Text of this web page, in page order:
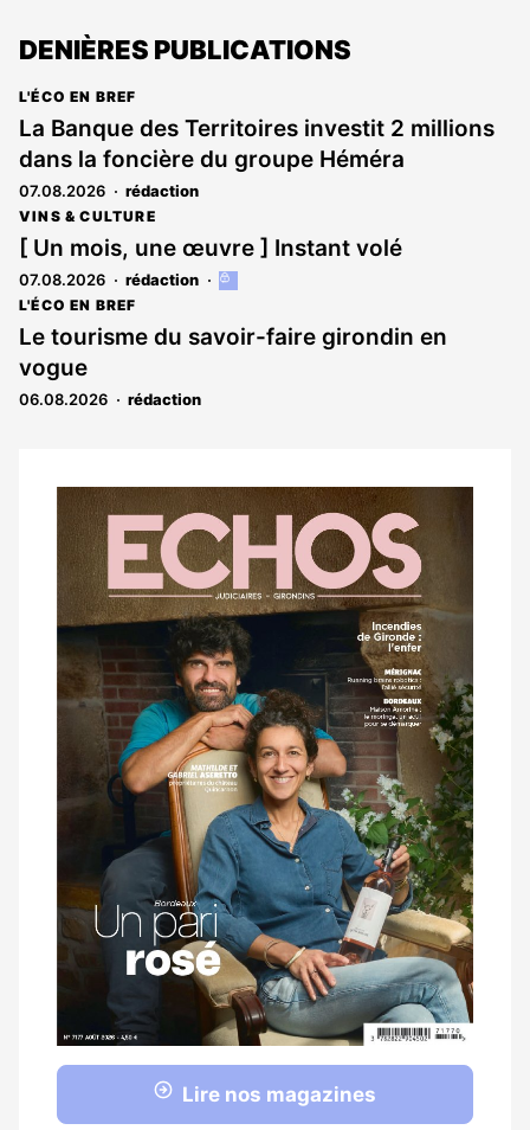
DENIÈRES PUBLICATIONS
L'ÉCO EN BREF
La Banque des Territoires investit 2 millions
dans la foncière du groupe Héméra
07.08.2026 rédaction
VINS & CULTURE
[ Un mois, une œuvre ] Instant volé
07.08.2026 rédaction
Cet
réservé
L'ÉCO EN BREF
Le tourisme du savoir-faire girondin en
vogue
06.08.2026 rédaction
Notre
dernier
magazine
Lire nos magazines